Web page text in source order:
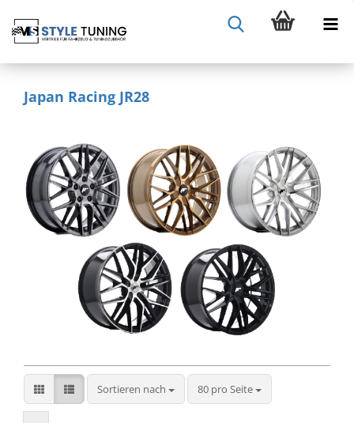
Japan Racing JR28
Sortieren nach
Sortieren nach 80 pro Seite
pro Seite